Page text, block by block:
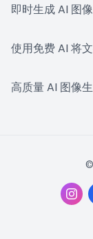
即时生成 AI 图像
使用免费 AI 将
高质量 AI 图像
©